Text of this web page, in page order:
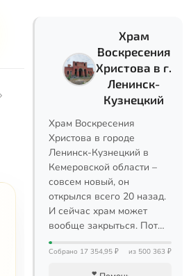
Храм
Воскресения
Христова в г.
Ленинск-
Кузнецкий
Храм Воскресения
Христова в городе
Ленинск-Кузнецкий в
Кемеровской области –
совсем новый, он
открылся всего 20 назад.
И сейчас храм может
вообще закрыться. Пот…
Собрано 17 354,95 ₽ из 500 363 ₽